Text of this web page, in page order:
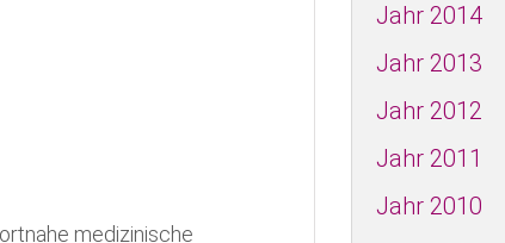
medizinische
Jahr 2014
Jahr 2013
Jahr 2012
Jahr 2011
Jahr 2010